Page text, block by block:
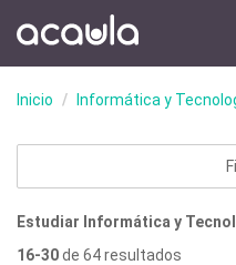
Inicio Informática y
Estudiar Informática y
16-30de 64 resultados